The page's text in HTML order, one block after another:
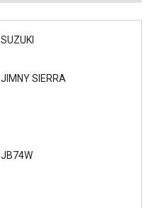
SUZUKI
JIMNY SIERRA
JB74W